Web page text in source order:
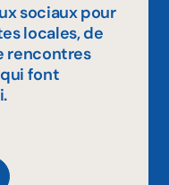
sociaux pour
locales, de
rencontres
font